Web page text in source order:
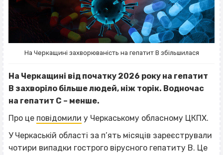
На Черкащині захворюваність на гепатит В збільшилася
На Черкащині від початку 2026 року на гепатит
B захворіло більше людей, ніж торік. Водночас
на гепатит C – менше.
Про це повідомили у Черкаському обласному ЦКПХ.
У Черкаській області за п’ять місяців зареєстрували
чотири випадки гострого вірусного гепатиту B. Це